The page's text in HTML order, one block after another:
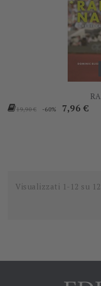
Prezzo
19,90 € -60% Prezzo
7,96 €
Visualizzati 1-12 su